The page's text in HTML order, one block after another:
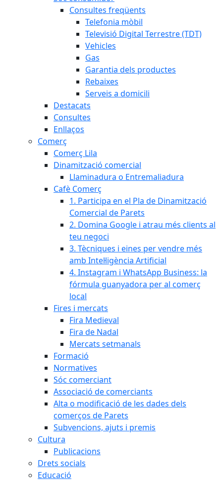
Consultes freqüents
Telefonia mòbil
Televisió Digital Terrestre (TDT)
Vehicles
Gas
Garantia dels productes
Rebaixes
Serveis a domicili
Destacats
Consultes
Enllaços
Comerç
Comerç Lila
Dinamització comercial
Llaminadura o Entremaliadura
Cafè Comerç
1. Participa en el Pla de Dinamització
Comercial de Parets
2. Domina Google i atrau més clients al
teu negoci
3. Tècniques i eines per vendre més
amb Intel·ligència Artificial
4. Instagram i WhatsApp Business: la
fórmula guanyadora per al comerç
local
Fires i mercats
Fira Medieval
Fira de Nadal
Mercats setmanals
Formació
Normatives
Sóc comerciant
Associació de comerciants
Alta o modificació de les dades dels
comerços de Parets
Subvencions, ajuts i premis
Cultura
Publicacions
Drets socials
Educació